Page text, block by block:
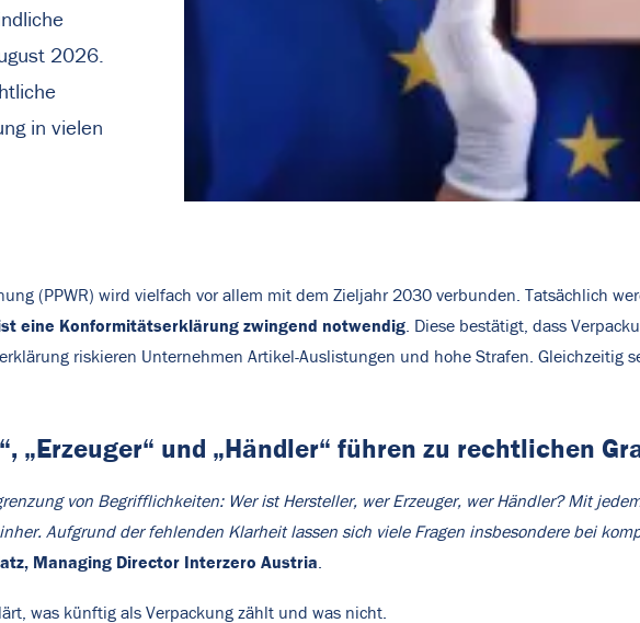
2026.
in vielen
(PPWR) wird vielfach vor allem mit dem Zieljahr 2030 verbunden. Tatsächlich
eine Konformitätserklärung zwingend notwendig . Diese bestätigt, dass
riskieren Unternehmen Artikel-Auslistungen und hohe Strafen. Gleichzeitig
„Erzeuger“ und „Händler“ führen zu rechtlichen
von Begrifflichkeiten: Wer ist Hersteller, wer Erzeuger, wer Händler? Mit
Aufgrund der fehlenden Klarheit lassen sich viele Fragen insbesondere bei
Managing Director Interzero Austria
was künftig als Verpackung zählt und was nicht.